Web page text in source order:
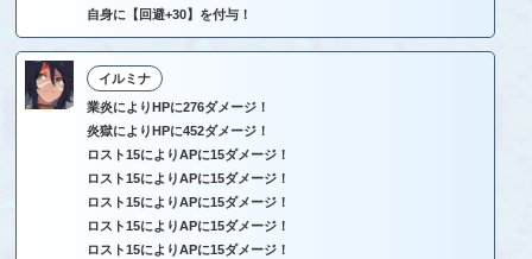
自身に【回避+30】を付与！
イルミナ
業炎によりHPに276ダメージ！
炎獄によりHPに452ダメージ！
ロスト15によりAPに15ダメージ！
ロスト15によりAPに15ダメージ！
ロスト15によりAPに15ダメージ！
ロスト15によりAPに15ダメージ！
ロスト15によりAPに15ダメージ！